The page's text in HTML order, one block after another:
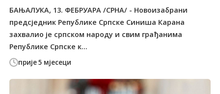
прије 5 мјесеци
БАЊАЛУКА, 13. ФЕБРУАРА /СРНА/ - Новоизабрани
предсједник Републике Српске Синиша Карана
захвалио је српском народу и свим грађанима
Републике Српске к...